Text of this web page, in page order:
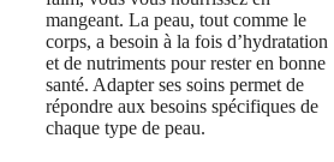
mangeant. La peau, tout comme le
corps, a besoin à la fois d’hydratation
et de nutriments pour rester en bonne
santé. Adapter ses soins permet de
répondre aux besoins spécifiques de
chaque type de peau.